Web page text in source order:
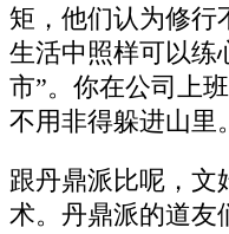
矩，他们认为修行
生活中照样可以练
市”。你在公司上
不用非得躲进山里。
跟丹鼎派比呢，文
术。丹鼎派的道友